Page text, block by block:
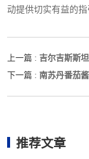
动提供切实有益的指
上一篇 : 吉尔吉斯斯
下一篇 : 南苏丹番茄
推荐文章